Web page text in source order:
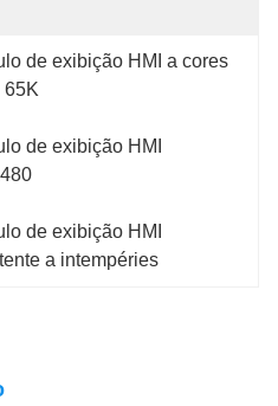
de exibição HMI a cores
65K
de exibição HMI
de exibição HMI
a intempéries